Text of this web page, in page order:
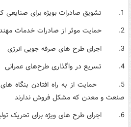
1. تشویق صادرات بویژه برای صنایعی که مشکل فروش دارند
2. حمایت موثر از صادرات خدمات مهندسی
3. اجرای طرح های صرفه جویی انرژی
4. تسریع در واگذاری طرح‌های عمرانی
5. حمایت از به راه افتادن بنگاه
صنعت و معدن که مشکل فروش ندارند
6. اجرای طرح های ویژه برای تحریک تولید